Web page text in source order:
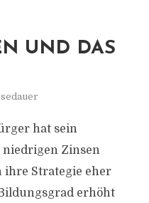
UND DAS
hat sein
niedrigen Zinsen
ihre Strategie eher
erhöht